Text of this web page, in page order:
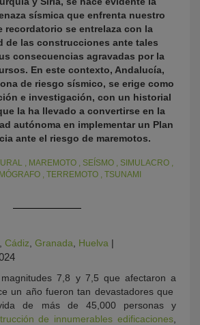
sísmica que enfrenta nuestro
recordatorio se entrelaza con la
de las construcciones ante tales
consecuencias agravadas por la
En este contexto, Andalucía,
de riesgo sísmico, se erige como
e investigación, con un historial
la ha llevado a convertirse en la
autónoma en implementar un Plan
ante el riesgo de maremotos.
, MAREMOTO, SEÍSMO, SIMULACRO,
, TERREMOTO, TSUNAMI
Cádiz Granada Huelva |
7,8 y 7,5 que afectaron a
un año fueron tan devastadores que
de más de 45,000 personas y
de innumerables edificaciones